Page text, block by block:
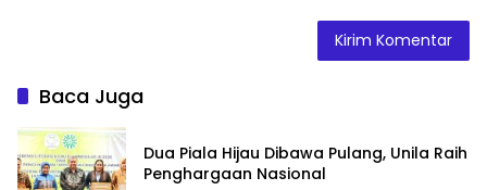
Baca Juga
Dua Piala Hijau Dibawa Pulang, Unila Raih
Penghargaan Nasional